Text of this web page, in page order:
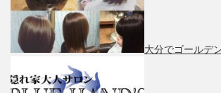
大分でゴールデ